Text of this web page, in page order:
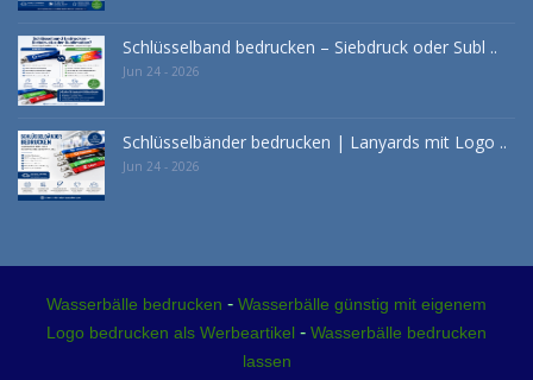
Schlüsselband bedrucken – Siebdruck oder Subl ..
Jun 24 - 2026
Schlüsselbänder bedrucken | Lanyards mit Logo ..
Jun 24 - 2026
Wasserbälle bedrucken - Wasserbälle günstig mit eigenem
Logo bedrucken als Werbeartikel - Wasserbälle bedrucken
lassen